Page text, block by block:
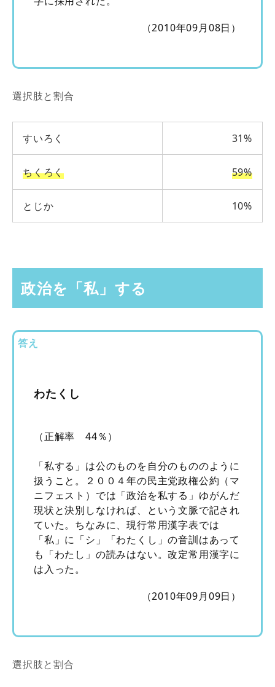
（2010年09月08日）
選択肢と割合
すいろく 31%
ちくろく 59%
とじか 10%
政治を「私」する
答え
わたくし
（正解率 44％）
「私する」は公のものを自分のもののように
扱うこと。２００４年の民主党政権公約（マ
ニフェスト）では「政治を私する」ゆがんだ
現状と決別しなければ、という文脈で記され
ていた。ちなみに、現行常用漢字表では
「私」に「シ」「わたくし」の音訓はあって
も「わたし」の読みはない。改定常用漢字に
は入った。
（2010年09月09日）
選択肢と割合